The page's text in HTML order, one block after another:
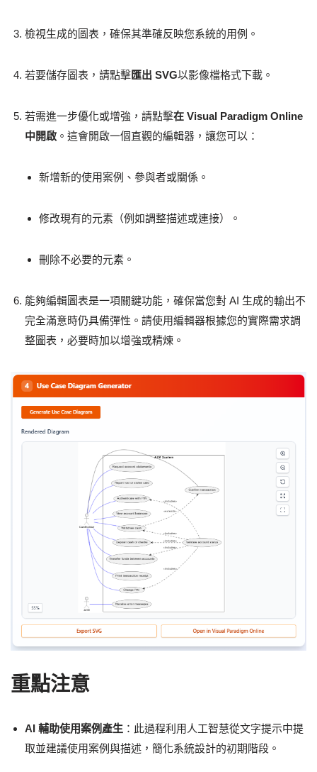
檢視生成的圖表，確保其準確反映您系統的用例。
若要儲存圖表，請點擊匯出 SVG以影像檔格式下載。
若需進一步優化或增強，請點擊在 Visual Paradigm Online
中開啟 。這會開啟一個直觀的編輯器，讓您可以：
新增新的使用案例、參與者或關係。
修改現有的元素（例如調整描述或連接）。
刪除不必要的元素。
能夠編輯圖表是一項關鍵功能，確保當您對 AI 生成的輸出不
完全滿意時仍具備彈性。請使用編輯器根據您的實際需求調
整圖表，必要時加以增強或精煉。
重點注意
AI 輔助使用案例產生 ：此過程利用人工智慧從文字提示中提
取並建議使用案例與描述，簡化系統設計的初期階段。